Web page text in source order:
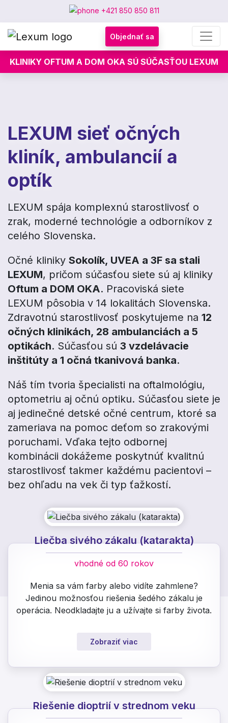
+421 850 850 811
Objednať sa
KLINIKY OFTUM A DOM OKA SÚ SÚČASŤOU LEXUM
LEXUM sieť očných
kliník, ambulancií a
optík
LEXUM spája komplexnú starostlivosť o
zrak, moderné technológie a odborníkov z
celého Slovenska.
Očné kliniky Sokolík, UVEA a 3F sa stali
LEXUM, pričom súčasťou siete sú aj kliniky
Oftum a DOM OKA. Pracoviská siete
LEXUM pôsobia v 14 lokalitách Slovenska.
Zdravotnú starostlivosť poskytujeme na 12
očných klinikách, 28 ambulanciách a 5
optikách. Súčasťou sú 3 vzdelávacie
inštitúty a 1 očná tkanivová banka.
Náš tím tvoria špecialisti na oftalmológiu,
optometriu aj očnú optiku. Súčasťou siete je
aj jedinečné detské očné centrum, ktoré sa
zameriava na pomoc deťom so zrakovými
poruchami. Vďaka tejto odbornej
kombinácii dokážeme poskytnúť kvalitnú
starostlivosť takmer každému pacientovi –
bez ohľadu na vek či typ ťažkostí.
Liečba sivého zákalu (katarakta)
vhodné od 60 rokov
Menia sa vám farby alebo vidíte zahmlene?
Jedinou možnosťou riešenia šedého zákalu je
operácia. Neodkladajte ju a užívajte si farby života.
Zobraziť viac
Riešenie dioptrií v strednom veku